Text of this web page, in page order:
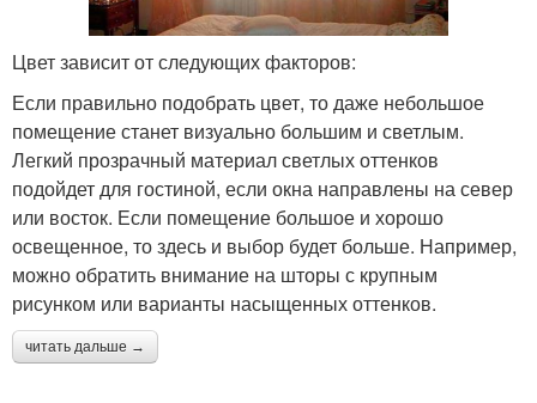
Цвет зависит от следующих факторов:
Если правильно подобрать цвет, то даже небольшое
помещение станет визуально большим и светлым.
Легкий прозрачный материал светлых оттенков
подойдет для гостиной, если окна направлены на север
или восток. Если помещение большое и хорошо
освещенное, то здесь и выбор будет больше. Например,
можно обратить внимание на шторы с крупным
рисунком или варианты насыщенных оттенков.
читать дальше →